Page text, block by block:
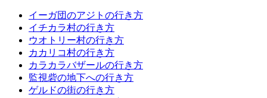
イーガ団のアジトの行き方
イチカラ村の行き方
ウオトリー村の行き方
カカリコ村の行き方
カラカラバザールの行き方
監視砦の地下への行き方
ゲルドの街の行き方